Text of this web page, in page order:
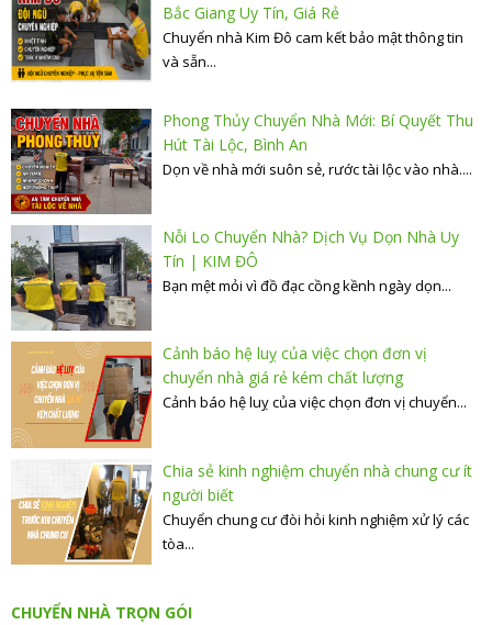
Bắc Giang Uy Tín, Giá Rẻ
Chuyển nhà Kim Đô cam kết bảo mật thông tin
và sẵn...
Phong Thủy Chuyển Nhà Mới: Bí Quyết Thu
Hút Tài Lộc, Bình An
Dọn về nhà mới suôn sẻ, rước tài lộc vào nhà....
Nỗi Lo Chuyển Nhà? Dịch Vụ Dọn Nhà Uy
Tín | KIM ĐÔ
Bạn mệt mỏi vì đồ đạc cồng kềnh ngày dọn...
Cảnh báo hệ luỵ của việc chọn đơn vị
chuyển nhà giá rẻ kém chất lượng
Cảnh báo hệ luỵ của việc chọn đơn vị chuyển...
Chia sẻ kinh nghiệm chuyển nhà chung cư ít
người biết
Chuyển chung cư đòi hỏi kinh nghiệm xử lý các
tòa...
CHUYỂN NHÀ TRỌN GÓI